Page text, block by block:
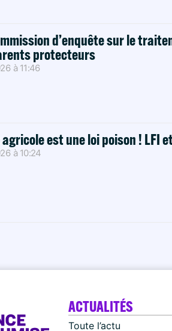
d’enquête sur le
protecteurs
à 11:46
agricole est une loi poison !
à 10:24
ACTUALITÉS
Toute l’actu